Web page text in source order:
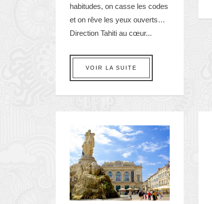
habitudes, on casse les codes
et on rêve les yeux ouverts…
Direction Tahiti au cœur...
VOIR LA SUITE